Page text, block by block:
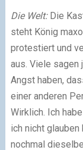
Die Welt: Die
steht König
protestiert und
aus. Viele
Angst haben,
einer anderen
Wirklich. Ich
ich nicht
nochmal